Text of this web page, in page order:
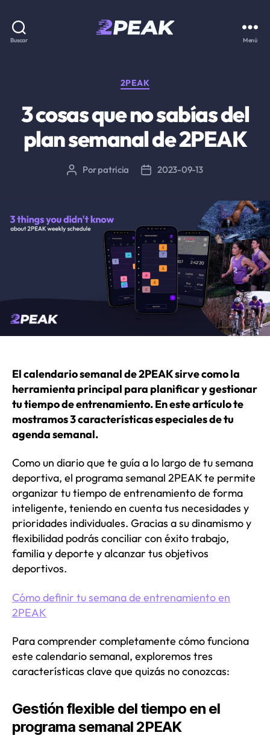
Buscar Menú
Categorías
2PEAK
3 cosas que no sabías del
plan semanal de 2PEAK
Autor
Porpatricia
Fecha2023-09-13
El calendario semanal de 2PEAK sirve como la
herramienta principal para planificar y gestionar
tu tiempo de entrenamiento. En este artículo te
mostramos 3 características especiales de tu
agenda semanal.
Como un diario que te guía a lo largo de tu semana
deportiva, el programa semanal 2PEAK te permite
organizar tu tiempo de entrenamiento de forma
inteligente, teniendo en cuenta tus necesidades y
prioridades individuales. Gracias a su dinamismo y
flexibilidad podrás conciliar con éxito trabajo,
familia y deporte y alcanzar tus objetivos
deportivos.
Cómo definir tu semana de entrenamiento en
2PEAK
Para comprender completamente cómo funciona
este calendario semanal, exploremos tres
características clave que quizás no conozcas:
Gestión flexible del tiempo en el
programa semanal 2PEAK